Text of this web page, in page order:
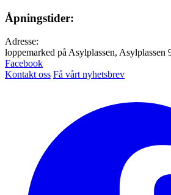
Åpningstider:
Adresse:
loppemarked på Asylplassen, Asylplassen
Facebook
Kontakt oss Få vårt nyhetsbrev